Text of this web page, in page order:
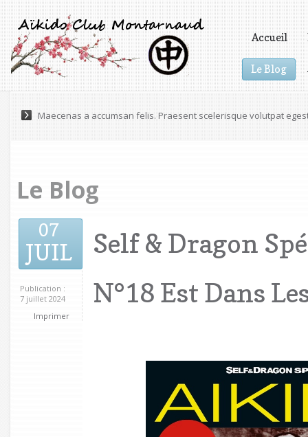
Accueil
Le Blog
Maecenas a accumsan felis. Praesent scelerisque volutpat
Le Blog
07
JUIL
Publication :
7 juillet 2024
Imprimer
Self & Dragon
N°18 Est Dans